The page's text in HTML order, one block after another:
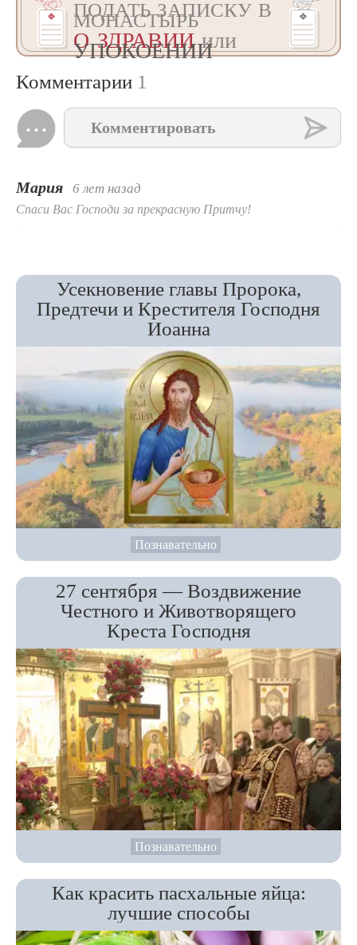
ПОДАТЬ ЗАПИСКУ В
МОНАСТЫРЬ
О ЗДРАВИИили
УПОКОЕНИИ
Комментарии 1
Комментировать
Мария 6 лет назад
Спаси Вас Господи за прекрасную Притчу!
Усекновение главы Пророка,
Предтечи и Крестителя Господня
Иоанна
Познавательно
27 сентября — Воздвижение
Честного и Животворящего
Креста Господня
Познавательно
Как красить пасхальные яйца:
лучшие способы